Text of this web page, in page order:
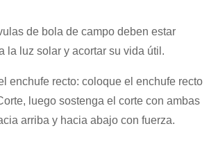
de bola de campo deben estar
la luz solar y acortar su vida útil.
enchufe recto: coloque el enchufe recto
luego sostenga el corte con ambas
arriba y hacia abajo con fuerza.